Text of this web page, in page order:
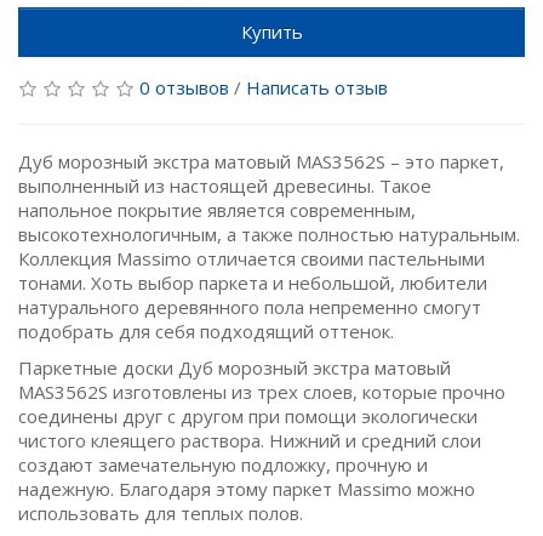
Купить
0 отзывов / Написать отзыв
Дуб морозный экстра матовый MAS3562S – это паркет,
выполненный из настоящей древесины. Такое
напольное покрытие является современным,
высокотехнологичным, а также полностью натуральным.
Коллекция Massimo отличается своими пастельными
тонами. Хоть выбор паркета и небольшой, любители
натурального деревянного пола непременно смогут
подобрать для себя подходящий оттенок.
Паркетные доски Дуб морозный экстра матовый
MAS3562S изготовлены из трех слоев, которые прочно
соединены друг с другом при помощи экологически
чистого клеящего раствора. Нижний и средний слои
создают замечательную подложку, прочную и
надежную. Благодаря этому паркет Massimo можно
использовать для теплых полов.